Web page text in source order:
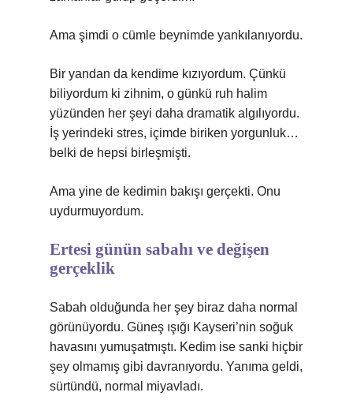
Ama şimdi o cümle beynimde yankılanıyordu.
Bir yandan da kendime kızıyordum. Çünkü
biliyordum ki zihnim, o günkü ruh halim
yüzünden her şeyi daha dramatik algılıyordu.
İş yerindeki stres, içimde biriken yorgunluk…
belki de hepsi birleşmişti.
Ama yine de kedimin bakışı gerçekti. Onu
uydurmuyordum.
Ertesi günün sabahı ve değişen
gerçeklik
Sabah olduğunda her şey biraz daha normal
görünüyordu. Güneş ışığı Kayseri’nin soğuk
havasını yumuşatmıştı. Kedim ise sanki hiçbir
şey olmamış gibi davranıyordu. Yanıma geldi,
sürtündü, normal miyavladı.